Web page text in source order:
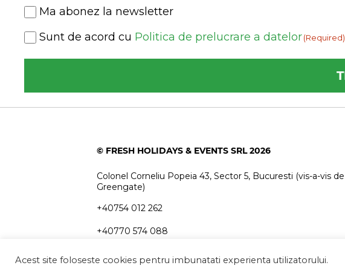
Newsletter
Ma abonez la newsletter
Consent
Sunt de acord cu Politica de prelucrare a datelor(Required)
© FRESH HOLIDAYS & EVENTS SRL 2026
Colonel Corneliu Popeia 43, Sector 5, Bucuresti (vis-a-vis de
Greengate)
+40754 012 262
+40770 574 088
info@freshholidays.ro
Acest site foloseste cookies pentru imbunatati experienta utilizatorului.